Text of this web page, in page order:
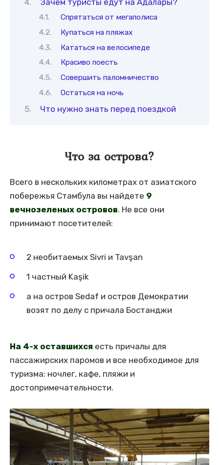
Спрятаться от мегаполиса
Купаться на пляжах
Кататься на велосипеде
Красиво поесть
Совершить паломничество
Остаться на ночь
Что нужно знать перед поездкой
Что за острова?
Всего в нескольких километрах от азиатского
побережья Стамбула вы найдете 9
вечнозеленых островов. Не все они
принимают посетителей:
2 необитаемых Sivri и Tavşan
1 частный Kaşik
а на остров Sedaf и остров Демократии
возят по делу с причала Бостанджи
На 4-х оставшихся есть причалы для
пассажирских паромов и все необходимое для
туризма: ночлег, кафе, пляжи и
достопримечательности.